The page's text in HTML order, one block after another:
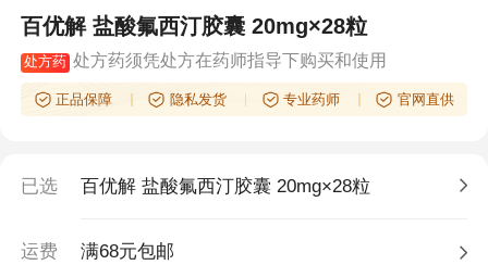
百优解 盐酸氟西汀胶囊 20mg×28粒
处方药 处方药须凭处方在药师指导下购买和使用
正品保障 隐私发货 专业药师 官网直供
已选 百优解 盐酸氟西汀胶囊 20mg×28粒
运费 满68元包邮